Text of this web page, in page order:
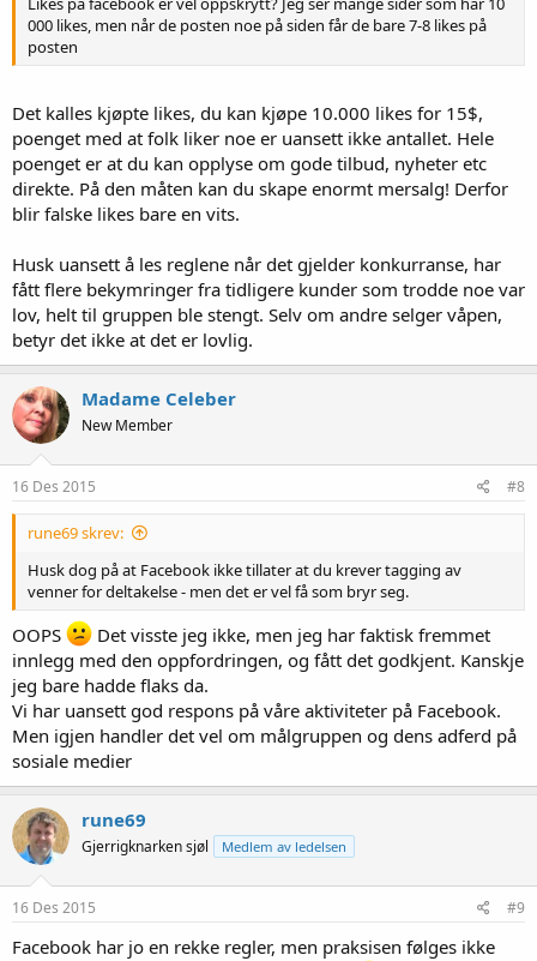
000 likes, men når de posten noe på siden får de bare 7-8 likes på
posten
Det kalles kjøpte likes, du kan kjøpe 10.000 likes for 15$,
poenget med at folk liker noe er uansett ikke antallet. Hele
poenget er at du kan opplyse om gode tilbud, nyheter etc
direkte. På den måten kan du skape enormt mersalg! Derfor
blir falske likes bare en vits.
Husk uansett å les reglene når det gjelder konkurranse, har
fått flere bekymringer fra tidligere kunder som trodde noe var
lov, helt til gruppen ble stengt. Selv om andre selger våpen,
betyr det ikke at det er lovlig.
Madame Celeber
New Member
16 Des 2015 #8
rune69 skrev:
Husk dog på at Facebook ikke tillater at du krever tagging av
venner for deltakelse - men det er vel få som bryr seg.
OOPS
Det visste jeg ikke, men jeg har faktisk fremmet
innlegg med den oppfordringen, og fått det godkjent. Kanskje
jeg bare hadde flaks da.
Vi har uansett god respons på våre aktiviteter på Facebook.
Men igjen handler det vel om målgruppen og dens adferd på
sosiale medier
rune69
Gjerrigknarken sjøl Medlem av ledelsen
16 Des 2015 #9
Facebook har jo en rekke regler, men praksisen følges ikke